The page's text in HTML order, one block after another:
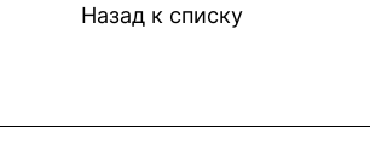
Назад к списку